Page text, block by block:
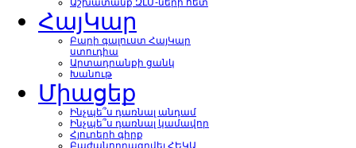
Աշխատանք ԶԼՄ-ների հետ
ՀայԿար
Բարի գալուստ ՀայԿար
ստուդիա
Արտադրանքի ցանկ
Խանութ
Միացեք
Ինչպե՞ս դառնալ անդամ
Ինչպե՞ս դառնալ կամավոր
Հյուրերի գիրք
Բաժանորդագրվել ՀԵԿԱ